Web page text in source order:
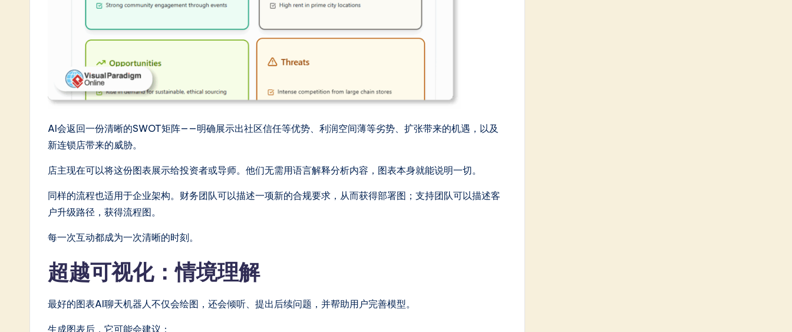
AI会返回一份清晰的SWOT矩阵——明确展示出社区信任等优势、利润空间薄等劣势、扩张带来的机遇，以及
新连锁店带来的威胁。
店主现在可以将这份图表展示给投资者或导师。他们无需用语言解释分析内容，图表本身就能说明一切。
同样的流程也适用于企业架构。财务团队可以描述一项新的合规要求，从而获得部署图；支持团队可以描述客
户升级路径，获得流程图。
每一次互动都成为一次清晰的时刻。
超越可视化：情境理解
最好的图表AI聊天机器人不仅会绘图，还会倾听、提出后续问题，并帮助用户完善模型。
生成图表后，它可能会建议：